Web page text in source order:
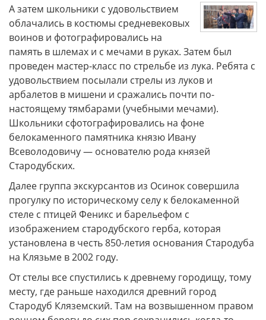
А затем школьники с удовольствием
облачались в костюмы средневековых
воинов и фотографировались на
память в шлемах и с мечами в руках. Затем был
проведен мастер-класс по стрельбе из лука. Ребята с
удовольствием посылали стрелы из луков и
арбалетов в мишени и сражались почти по-
настоящему тямбарами (учебными мечами).
Школьники сфотографировались на фоне
белокаменного памятника князю Ивану
Всеволодовичу — основателю рода князей
Стародубских.
Далее группа экскурсантов из Осинок совершила
прогулку по историческому селу к белокаменной
стеле с птицей Феникс и барельефом с
изображением стародубского герба, которая
установлена в честь 850-летия основания Стародуба
на Клязьме в 2002 году.
От стелы все спустились к древнему городищу, тому
месту, где раньше находился древний город
Стародуб Кляземский. Там на возвышенном правом